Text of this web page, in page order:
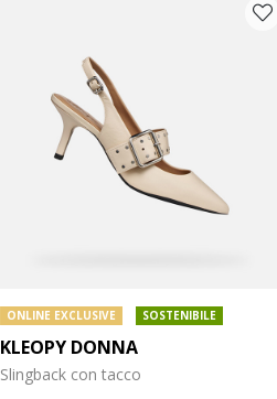
ONLINE EXCLUSIVE SOSTENIBILE
KLEOPY DONNA
Slingback con tacco